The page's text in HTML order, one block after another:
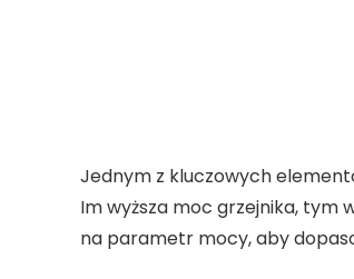
Jednym z kluczowych
Im wyższa moc grzejnika, tym
na parametr mocy, aby